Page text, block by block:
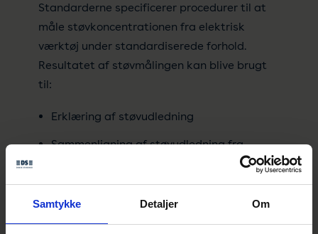
Samtykke Detaljer Om
Standarderne specificerer procedurer til at
måle støvkoncentrationen fra elektrisk
værktøj under standardiserede forhold.
Resultatet af støvmålingen kan blive brugt
til:
Erklæring af støvudledning
Sammenligning af støvudledning fra
Forberedende vurdering af
støveksponering på arbejdspladsen